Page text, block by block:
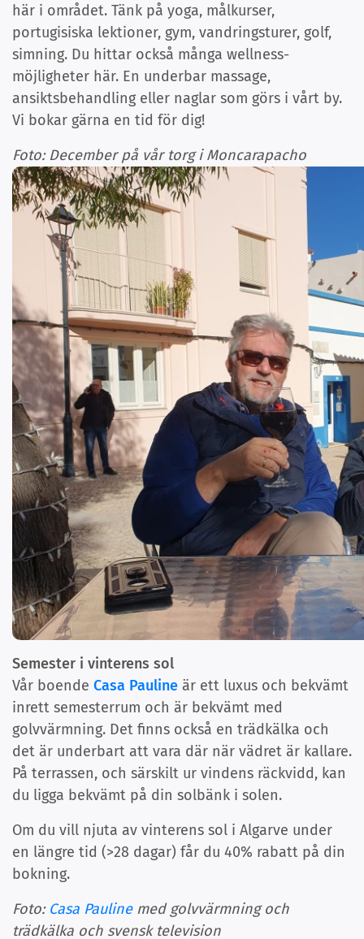
här i området. Tänk på yoga, målkurser,
portugisiska lektioner, gym, vandringsturer, golf,
simning. Du hittar också många wellness-
möjligheter här. En underbar massage,
ansiktsbehandling eller naglar som görs i vårt by.
Vi bokar gärna en tid för dig!
Foto: December på vår torg i Moncarapacho
Semester i vinterens sol
Vår boende Casa Pauline är ett luxus och bekvämt
inrett semesterrum och är bekvämt med
golvvärmning. Det finns också en trädkälka och
det är underbart att vara där när vädret är kallare.
På terrassen, och särskilt ur vindens räckvidd, kan
du ligga bekvämt på din solbänk i solen.
Om du vill njuta av vinterens sol i Algarve under
en längre tid (>28 dagar) får du 40% rabatt på din
bokning.
Foto: Casa Pauline med golvvärmning och
trädkälka och svensk television